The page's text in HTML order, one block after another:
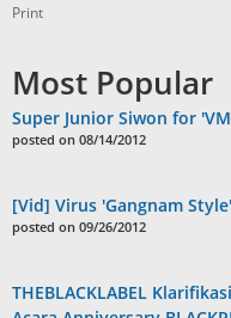
Print
Most Popular
Super Junior Siwon for
posted on 08/14/2012
[Vid] Virus 'Gangnam
posted on 09/26/2012
THEBLACKLABEL